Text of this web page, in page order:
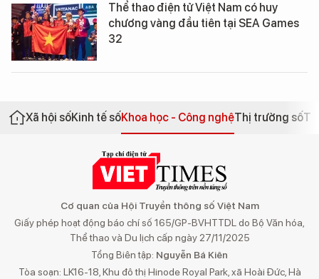
Thể thao điện tử Việt Nam có huy
chương vàng đầu tiên tại SEA Games
32
Xã hội sốKinh tế sốKhoa học - Công nghệThị trường số
Cơ quan của Hội Truyền thông số Việt Nam
Giấy phép hoạt động báo chí số 165/GP-BVHTTDL do Bộ Văn hóa,
Thể thao và Du lịch cấp ngày 27/11/2025
Tổng Biên tập: Nguyễn Bá Kiên
Tòa soạn: LK16-18, Khu đô thị Hinode Royal Park, xã Hoài Đức, Hà